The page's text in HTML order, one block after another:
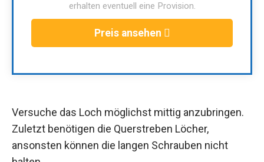
erhalten eventuell eine Provision.
Preis ansehen
Versuche das Loch möglichst mittig anzubringen.
Zuletzt benötigen die Querstreben Löcher,
ansonsten können die langen Schrauben nicht